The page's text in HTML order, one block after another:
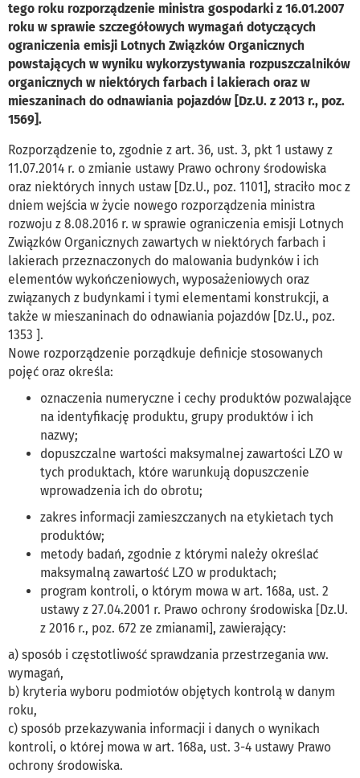
tego roku rozporządzenie ministra gospodarki z 16.01.2007
roku w sprawie szczegółowych wymagań dotyczących
ograniczenia emisji Lotnych Związków Organicznych
powstających w wyniku wykorzystywania rozpuszczalników
organicznych w niektórych farbach i lakierach oraz w
mieszaninach do odnawiania pojazdów [Dz.U. z 2013 r., poz.
1569].
Rozporządzenie to, zgodnie z art. 36, ust. 3, pkt 1 ustawy z
11.07.2014 r. o zmianie ustawy Prawo ochrony środowiska
oraz niektórych innych ustaw [Dz.U., poz. 1101], straciło moc z
dniem wejścia w życie nowego rozporządzenia ministra
rozwoju z 8.08.2016 r. w sprawie ograniczenia emisji Lotnych
Związków Organicznych zawartych w niektórych farbach i
lakierach przeznaczonych do malowania budynków i ich
elementów wykończeniowych, wyposażeniowych oraz
związanych z budynkami i tymi elementami konstrukcji, a
także w mieszaninach do odnawiania pojazdów [Dz.U., poz.
1353 ].
Nowe rozporządzenie porządkuje definicje stosowanych
pojęć oraz określa:
oznaczenia numeryczne i cechy produktów pozwalające
na identyfikację produktu, grupy produktów i ich
nazwy;
dopuszczalne wartości maksymalnej zawartości LZO w
tych produktach, które warunkują dopuszczenie
wprowadzenia ich do obrotu;
zakres informacji zamieszczanych na etykietach tych
produktów;
metody badań, zgodnie z którymi należy określać
maksymalną zawartość LZO w produktach;
program kontroli, o którym mowa w art. 168a, ust. 2
ustawy z 27.04.2001 r. Prawo ochrony środowiska [Dz.U.
z 2016 r., poz. 672 ze zmianami], zawierający:
a) sposób i częstotliwość sprawdzania przestrzegania ww.
wymagań,
b) kryteria wyboru podmiotów objętych kontrolą w danym
roku,
c) sposób przekazywania informacji i danych o wynikach
kontroli, o której mowa w art. 168a, ust. 3-4 ustawy Prawo
ochrony środowiska.